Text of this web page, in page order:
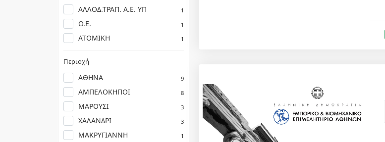
ΑΛΛΟΔ.ΤΡΑΠ. Α.Ε. ΥΠ 1
Ο.Ε. 1
ΑΤΟΜΙΚΗ 1
Περιοχή
ΑΘΗΝΑ 9
ΑΜΠΕΛΟΚΗΠΟΙ 8
ΜΑΡΟΥΣΙ 3
ΧΑΛΑΝΔΡΙ 3
ΜΑΚΡΥΓΙΑΝΝΗ 1